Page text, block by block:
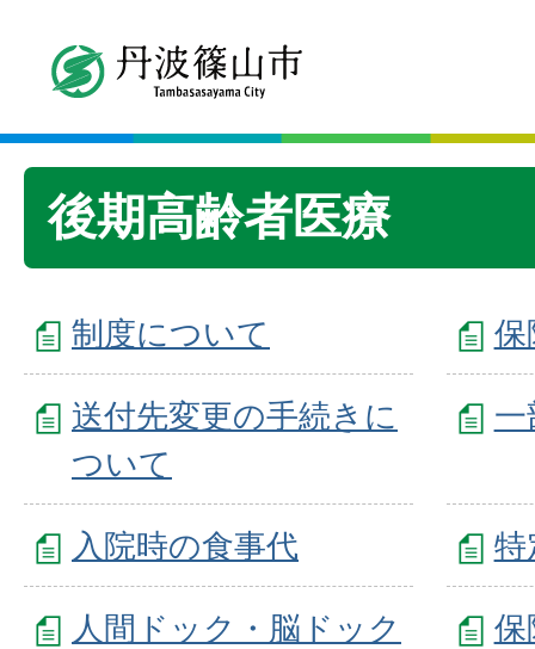
後期高齢者医療
制度について 保
送付先変更の手続きに
ついて
入院時の食事代 特
人間ドック・脳ドック
保